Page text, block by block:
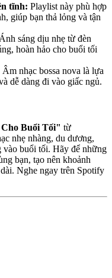
tĩnh: Playlist này phù hợp
giúp bạn thả lỏng và tận
Ánh sáng dịu nhẹ từ đèn
hoàn hảo cho buổi tối
Âm nhạc bossa nova là lựa
dễ dàng đi vào giấc ngủ.
Cho Buổi Tối" từ
nhẹ nhàng, du dương,
vào buổi tối. Hãy để những
bạn, tạo nên khoảnh
Nghe ngay trên Spotify